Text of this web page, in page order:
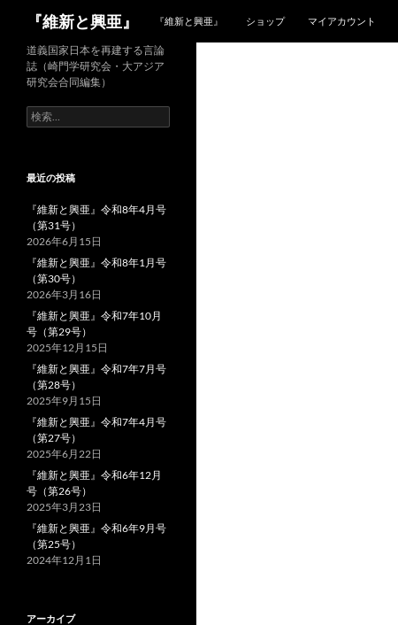
『維新と興亜』 『維新と興亜』 ショップ マイアカウント
道義国家日本を再建する言論
誌（崎門学研究会・大アジア
研究会合同編集）
検
索:
最近の投稿
『維新と興亜』令和8年4月号
（第31号）
2026年6月15日
『維新と興亜』令和8年1月号
（第30号）
2026年3月16日
『維新と興亜』令和7年10月
号（第29号）
2025年12月15日
『維新と興亜』令和7年7月号
（第28号）
2025年9月15日
『維新と興亜』令和7年4月号
（第27号）
2025年6月22日
『維新と興亜』令和6年12月
号（第26号）
2025年3月23日
『維新と興亜』令和6年9月号
（第25号）
2024年12月1日
アーカイブ